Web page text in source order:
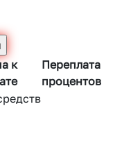
к
Переплата
процентов